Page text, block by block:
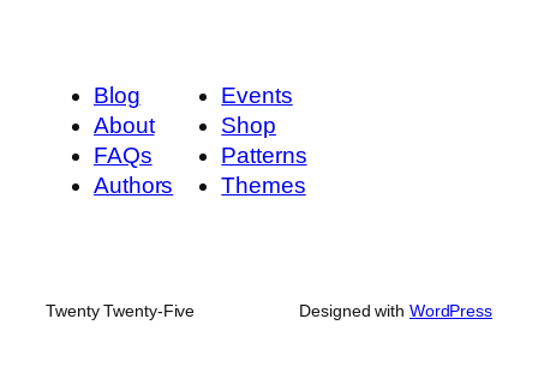
Blog
About
FAQs
Authors
Events
Shop
Patterns
Themes
Twenty Twenty-Five Designed with WordPress